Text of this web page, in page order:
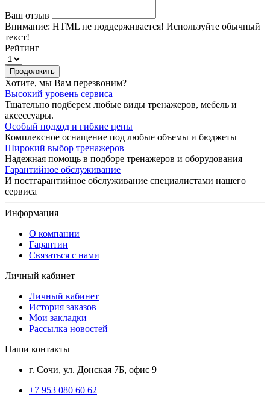
Ваш отзыв
Внимание: HTML не поддерживается! Используйте обычный
текст!
Рейтинг
Продолжить
Хотите, мы Вам перезвоним?
Высокий уровень сервиса
Тщательно подберем любые виды тренажеров, мебель и
аксессуары.
Особый подход и гибкие цены
Комплексное оснащение под любые объемы и бюджеты
Широкий выбор тренажеров
Надежная помощь в подборе тренажеров и оборудования
Гарантийное обслуживание
И постгарантийное обслуживание специалистами нашего
сервиса
Информация
О компании
Гарантии
Связаться с нами
Личный кабинет
Личный кабинет
История заказов
Мои закладки
Рассылка новостей
Наши контакты
г. Сочи, ул. Донская 7Б, офис 9
+7 953 080 60 62